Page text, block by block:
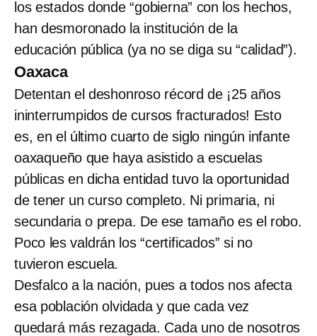
los estados donde “gobierna” con los hechos,
han desmoronado la institución de la
educación pública (ya no se diga su “calidad”).
Oaxaca
Detentan el deshonroso récord de ¡25 años
ininterrumpidos de cursos fracturados! Esto
es, en el último cuarto de siglo ningún infante
oaxaqueño que haya asistido a escuelas
públicas en dicha entidad tuvo la oportunidad
de tener un curso completo. Ni primaria, ni
secundaria o prepa. De ese tamaño es el robo.
Poco les valdrán los “certificados” si no
tuvieron escuela.
Desfalco a la nación, pues a todos nos afecta
esa población olvidada y que cada vez
quedará más rezagada. Cada uno de nosotros